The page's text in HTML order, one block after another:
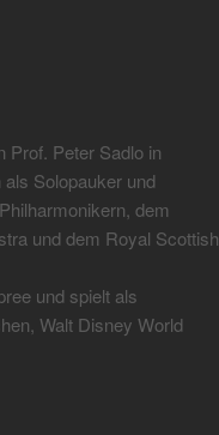
Prof. Peter Sadlo in
Solopauker und
dem
und dem Royal Scottish
und spielt als
Walt Disney World